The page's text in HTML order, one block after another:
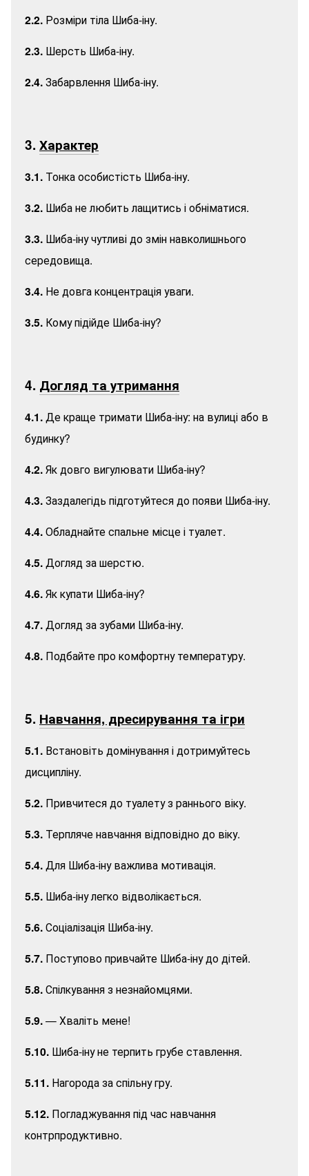
2.2. Розміри тіла Шиба-іну.
2.3. Шерсть Шиба-іну.
2.4.Забарвлення Шиба-іну.
3. Характер
3.1. Тонка особистість Шиба-іну.
3.2. Шиба не любить лащитись і обніматися.
3.3. Шиба-іну чутливі до змін навколишнього
середовища.
3.4. Не довга концентрація уваги.
3.5. Кому підійде Шиба-іну?
4. Догляд та утримання
4.1. Де краще тримати Шиба-іну: на вулиці або в
будинку?
4.2.Як довго вигулювати Шиба-іну?
4.3.Заздалегідь підготуйтеся до появи Шиба-іну.
4.4.Обладнайте спальне місце і туалет.
4.5. Догляд за шерстю.
4.6.Як купати Шиба-іну?
4.7. Догляд за зубами Шиба-іну.
4.8. Подбайте про комфортну температуру.
5. Навчання, дресирування та ігри
5.1. Встановіть домінування і дотримуйтесь
дисципліну.
5.2. Привчитеся до туалету з раннього віку.
5.3. Терпляче навчання відповідно до віку.
5.4. Для Шиба-іну важлива мотивація.
5.5. Шиба-іну легко відволікається.
5.6.Соціалізація Шиба-іну.
5.7. Поступово привчайте Шиба-іну до дітей.
5.8.Спілкування з незнайомцями.
5.9.— Хваліть мене!
5.10. Шиба-іну не терпить грубе ставлення.
5.11. Нагорода за спільну гру.
5.12. Погладжування під час навчання
контрпродуктивно.